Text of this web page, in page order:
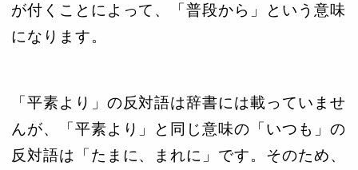
が付くことによって、「普段から」という意味
になります。
「平素より」の反対語は辞書には載っていませ
んが、「平素より」と同じ意味の「いつも」の
反対語は「たまに、まれに」です。そのため、